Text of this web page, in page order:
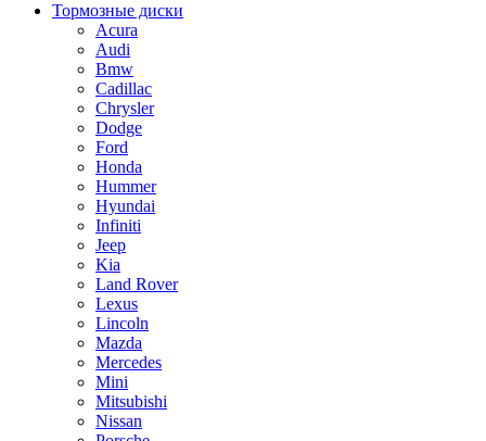
Тормозные диски
Acura
Audi
Bmw
Cadillac
Chrysler
Dodge
Ford
Honda
Hummer
Hyundai
Infiniti
Jeep
Kia
Land Rover
Lexus
Lincoln
Mazda
Mercedes
Mini
Mitsubishi
Nissan